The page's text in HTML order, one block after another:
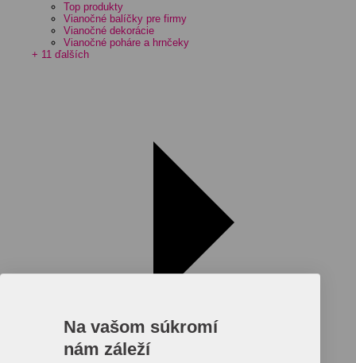
Top produkty
Vianočné balíčky pre firmy
Vianočné dekorácie
Vianočné poháre a hrnčeky
+ 11 ďalších
Na vašom súkromí
nám záleží